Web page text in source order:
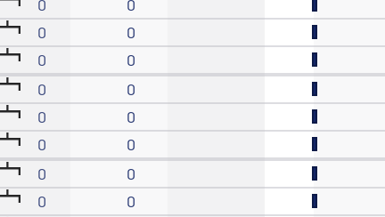
0
0
0
0
0 0
0
0
0
0
0 0
0
0
0
0